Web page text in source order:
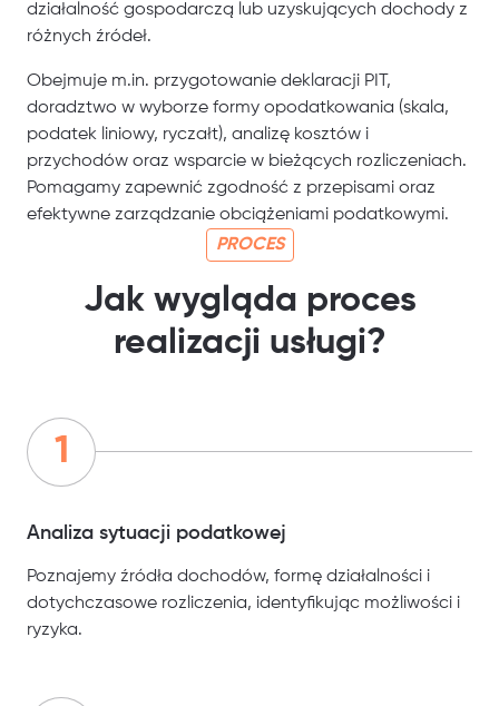
działalność gospodarczą lub uzyskujących dochody z
różnych źródeł.
Obejmuje m.in. przygotowanie deklaracji PIT,
doradztwo w wyborze formy opodatkowania (skala,
podatek liniowy, ryczałt), analizę kosztów i
przychodów oraz wsparcie w bieżących rozliczeniach.
Pomagamy zapewnić zgodność z przepisami oraz
efektywne zarządzanie obciążeniami podatkowymi.
PROCES
Jak wygląda proces
realizacji usługi?
Analiza sytuacji podatkowej
Poznajemy źródła dochodów, formę działalności i
dotychczasowe rozliczenia, identyfikując możliwości i
ryzyka.